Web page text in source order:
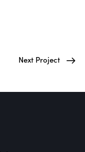
Next Project